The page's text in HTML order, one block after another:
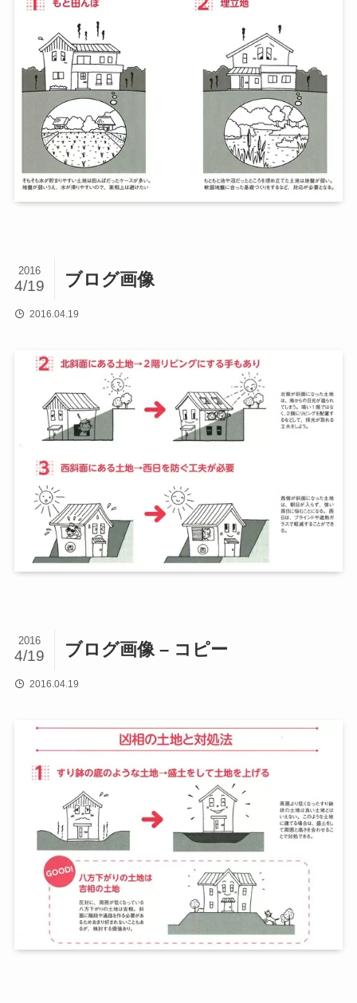
ブログ画像
2016
4/19
2016.04.19
ブログ画像 – コピー
2016
4/19
2016.04.19